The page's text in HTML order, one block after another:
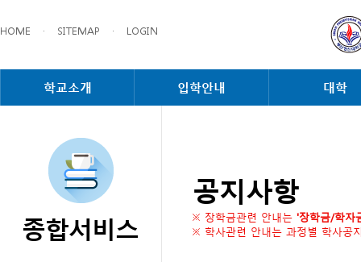
HOME · SITEMAP · LOGIN
학교소개 입학안내 대학
종합서비스
공지사항
※ 장학금관련 안내는 '장학금/학자
※ 학사관련 안내는 과정별 학사공